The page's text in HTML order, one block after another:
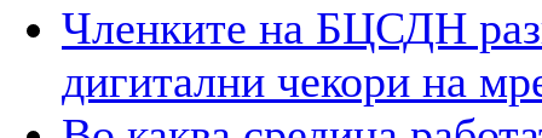
Членките на БЦСДН
дигитални чекори на